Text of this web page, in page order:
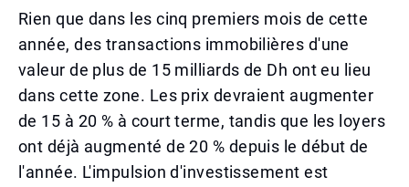
Rien que dans les cinq premiers mois de cette
année, des transactions immobilières d'une
valeur de plus de 15 milliards de Dh ont eu lieu
dans cette zone. Les prix devraient augmenter
de 15 à 20 % à court terme, tandis que les loyers
ont déjà augmenté de 20 % depuis le début de
l'année. L'impulsion d'investissement est